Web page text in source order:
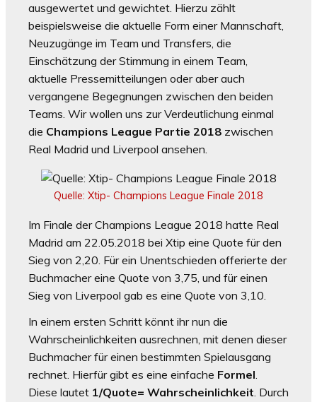
ausgewertet und gewichtet. Hierzu zählt
beispielsweise die aktuelle Form einer Mannschaft,
Neuzugänge im Team und Transfers, die
Einschätzung der Stimmung in einem Team,
aktuelle Pressemitteilungen oder aber auch
vergangene Begegnungen zwischen den beiden
Teams. Wir wollen uns zur Verdeutlichung einmal
die Champions League Partie 2018 zwischen
Real Madrid und Liverpool ansehen.
Quelle: Xtip- Champions League Finale 2018
Im Finale der Champions League 2018 hatte Real
Madrid am 22.05.2018 bei Xtip eine Quote für den
Sieg von 2,20. Für ein Unentschieden offerierte der
Buchmacher eine Quote von 3,75, und für einen
Sieg von Liverpool gab es eine Quote von 3,10.
In einem ersten Schritt könnt ihr nun die
Wahrscheinlichkeiten ausrechnen, mit denen dieser
Buchmacher für einen bestimmten Spielausgang
rechnet. Hierfür gibt es eine einfache Formel.
Diese lautet 1/Quote= Wahrscheinlichkeit. Durch